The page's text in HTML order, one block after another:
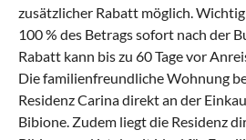
zusätzlicher Rabatt möglich.
100 % des Betrags sofort nach der
Rabatt kann bis zu 60 Tage vor
Die familienfreundliche Wohnung
Residenz Carina direkt an der
Bibione. Zudem liegt die Residenz